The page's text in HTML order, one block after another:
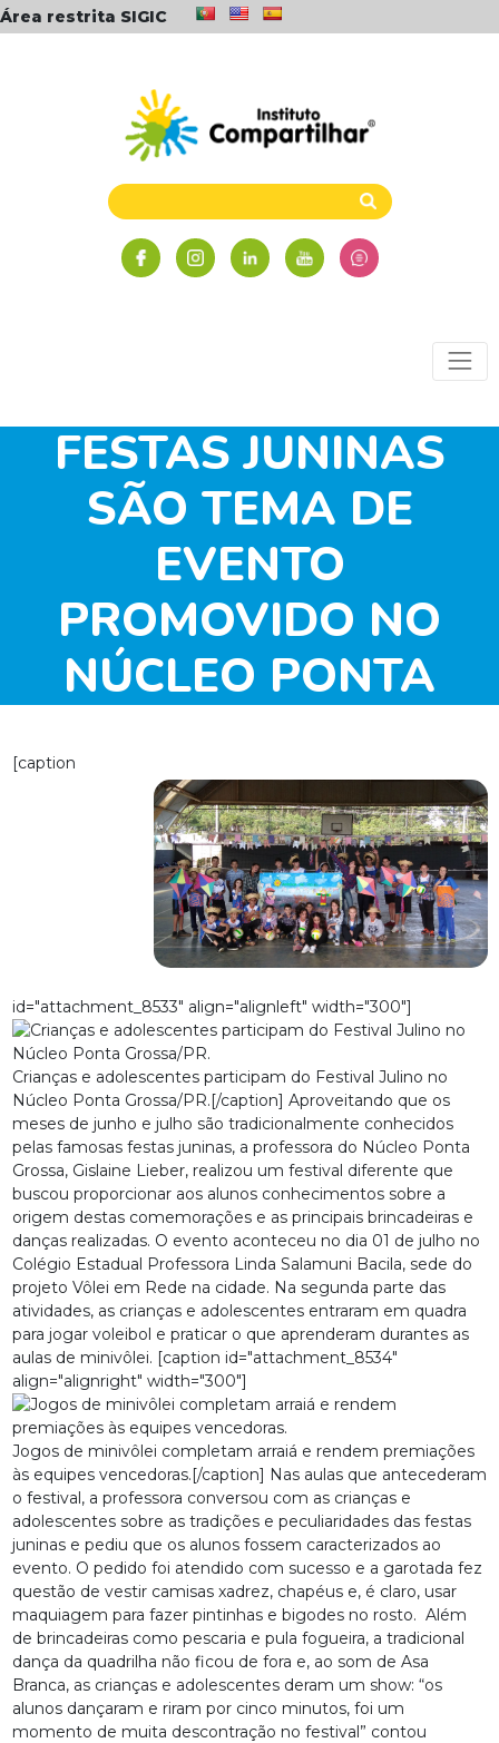
Área restrita SIGIC
FESTAS JUNINAS
SÃO TEMA DE
EVENTO
PROMOVIDO NO
NÚCLEO PONTA
[caption
id="attachment_8533" align="alignleft" width="300"]
Crianças e adolescentes participam do Festival Julino no
Núcleo Ponta Grossa/PR.[/caption] Aproveitando que os
meses de junho e julho são tradicionalmente conhecidos
pelas famosas festas juninas, a professora do Núcleo Ponta
Grossa, Gislaine Lieber, realizou um festival diferente que
buscou proporcionar aos alunos conhecimentos sobre a
origem destas comemorações e as principais brincadeiras e
danças realizadas. O evento aconteceu no dia 01 de julho no
Colégio Estadual Professora Linda Salamuni Bacila, sede do
projeto Vôlei em Rede na cidade. Na segunda parte das
atividades, as crianças e adolescentes entraram em quadra
para jogar voleibol e praticar o que aprenderam durantes as
aulas de minivôlei. [caption id="attachment_8534"
align="alignright" width="300"]
Jogos de minivôlei completam arraiá e rendem premiações
às equipes vencedoras.[/caption] Nas aulas que antecederam
o festival, a professora conversou com as crianças e
adolescentes sobre as tradições e peculiaridades das festas
juninas e pediu que os alunos fossem caracterizados ao
evento. O pedido foi atendido com sucesso e a garotada fez
questão de vestir camisas xadrez, chapéus e, é claro, usar
maquiagem para fazer pintinhas e bigodes no rosto. Além
de brincadeiras como pescaria e pula fogueira, a tradicional
dança da quadrilha não ficou de fora e, ao som de Asa
Branca, as crianças e adolescentes deram um show: “os
alunos dançaram e riram por cinco minutos, foi um
momento de muita descontração no festival” contou